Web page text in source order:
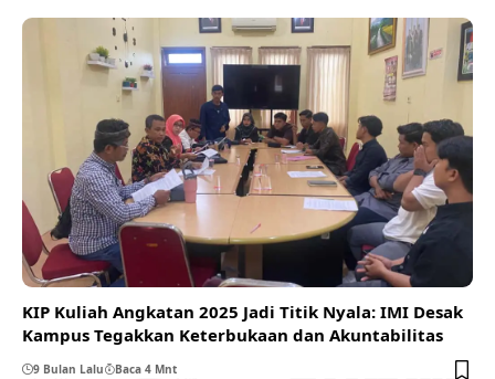
KIP Kuliah Angkatan 2025 Jadi Titik Nyala: IMI Desak
Kampus Tegakkan Keterbukaan dan Akuntabilitas
9 Bulan Lalu Baca 4 Mnt